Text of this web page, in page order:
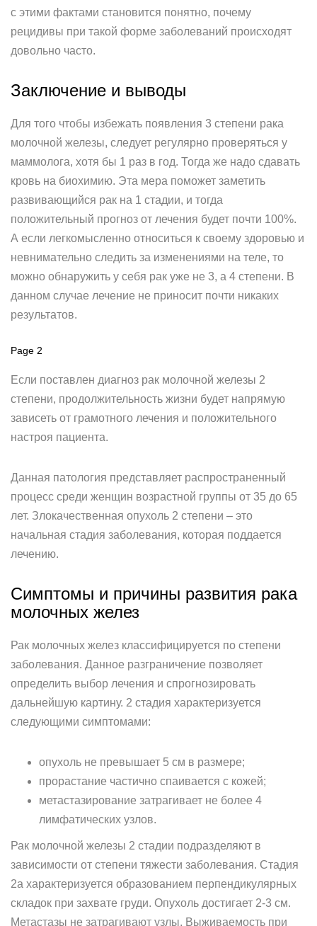
с этими фактами становится понятно, почему
рецидивы при такой форме заболеваний происходят
довольно часто.
Заключение и выводы
Для того чтобы избежать появления 3 степени рака
молочной железы, следует регулярно проверяться у
маммолога, хотя бы 1 раз в год. Тогда же надо сдавать
кровь на биохимию. Эта мера поможет заметить
развивающийся рак на 1 стадии, и тогда
положительный прогноз от лечения будет почти 100%.
А если легкомысленно относиться к своему здоровью и
невнимательно следить за изменениями на теле, то
можно обнаружить у себя рак уже не 3, а 4 степени. В
данном случае лечение не приносит почти никаких
результатов.
Page 2
Если поставлен диагноз рак молочной железы 2
степени, продолжительность жизни будет напрямую
зависеть от грамотного лечения и положительного
настроя пациента.
Данная патология представляет распространенный
процесс среди женщин возрастной группы от 35 до 65
лет. Злокачественная опухоль 2 степени – это
начальная стадия заболевания, которая поддается
лечению.
Симптомы и причины развития рака
молочных желез
Рак молочных желез классифицируется по степени
заболевания. Данное разграничение позволяет
определить выбор лечения и спрогнозировать
дальнейшую картину. 2 стадия характеризуется
следующими симптомами:
опухоль не превышает 5 см в размере;
прорастание частично спаивается с кожей;
метастазирование затрагивает не более 4
лимфатических узлов.
Рак молочной железы 2 стадии подразделяют в
зависимости от степени тяжести заболевания. Стадия
2а характеризуется образованием перпендикулярных
складок при захвате груди. Опухоль достигает 2-3 см.
Метастазы не затрагивают узлы. Выживаемость при